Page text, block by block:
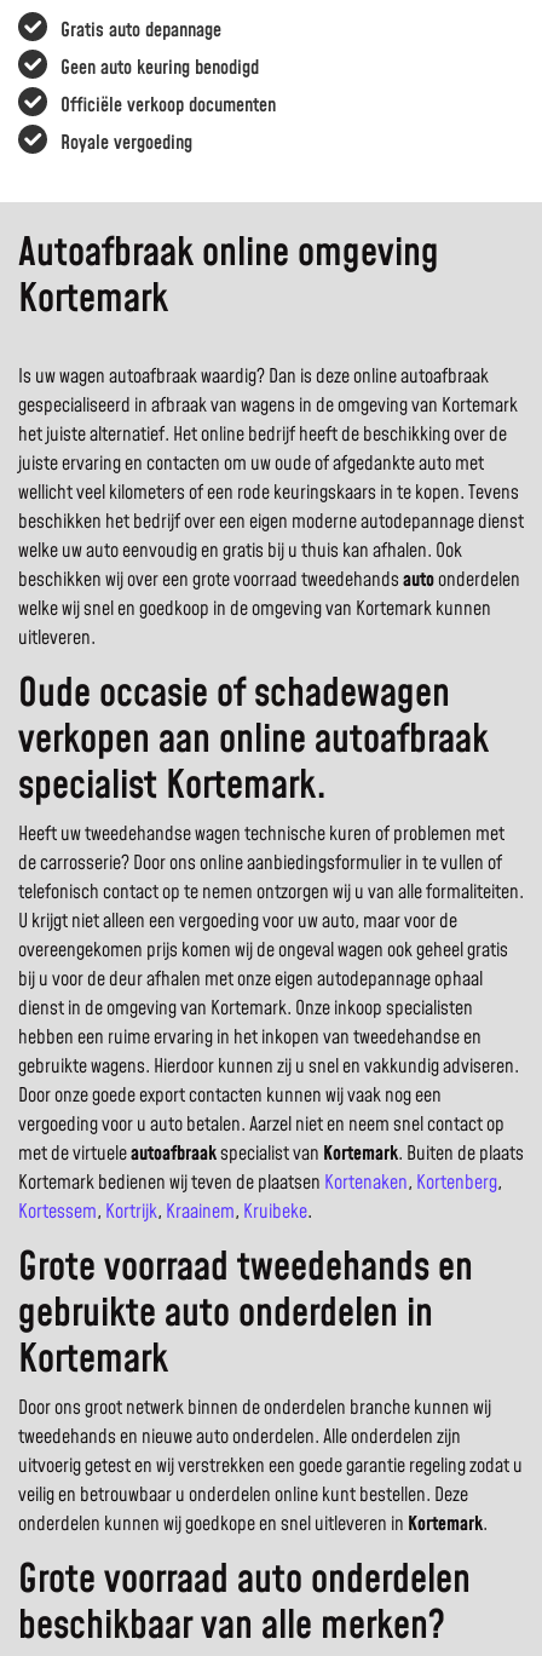
Gratis auto depannage
Geen auto keuring benodigd
Officiële verkoop documenten
Royale vergoeding
Autoafbraak online omgeving
Kortemark
Is uw wagen autoafbraak waardig? Dan is deze online autoafbraak
gespecialiseerd in afbraak van wagens in de omgeving van Kortemark
het juiste alternatief. Het online bedrijf heeft de beschikking over de
juiste ervaring en contacten om uw oude of afgedankte auto met
wellicht veel kilometers of een rode keuringskaars in te kopen. Tevens
beschikken het bedrijf over een eigen moderne autodepannage dienst
welke uw auto eenvoudig en gratis bij u thuis kan afhalen. Ook
beschikken wij over een grote voorraad tweedehandsautoonderdelen
welke wij snel en goedkoop in de omgeving van Kortemark kunnen
uitleveren.
Oude occasie of schadewagen
verkopen aan online autoafbraak
specialist Kortemark.
Heeft uw tweedehandse wagen technische kuren of problemen met
de carrosserie? Door ons online aanbiedingsformulier in te vullen of
telefonisch contact op te nemen ontzorgen wij u van alle formaliteiten.
U krijgt niet alleen een vergoeding voor uw auto, maar voor de
overeengekomen prijs komen wij de ongeval wagen ook geheel gratis
bij u voor de deur afhalen met onze eigen autodepannage ophaal
dienst in de omgeving van Kortemark. Onze inkoop specialisten
hebben een ruime ervaring in het inkopen van tweedehandse en
gebruikte wagens. Hierdoor kunnen zij u snel en vakkundig adviseren.
Door onze goede export contacten kunnen wij vaak nog een
vergoeding voor u auto betalen. Aarzel niet en neem snel contact op
met de virtueleautoafbraakspecialist van Kortemark. Buiten de plaats
Kortemark bedienen wij teven de plaatsen Kortenaken, Kortenberg,
Kortessem, Kortrijk, Kraainem, Kruibeke.
Grote voorraad tweedehands en
gebruikte auto onderdelen in
Kortemark
Door ons groot netwerk binnen de onderdelen branche kunnen wij
tweedehands en nieuwe auto onderdelen. Alle onderdelen zijn
uitvoerig getest en wij verstrekken een goede garantie regeling zodat u
veilig en betrouwbaar u onderdelen online kunt bestellen. Deze
onderdelen kunnen wij goedkope en snel uitleveren in Kortemark.
Grote voorraad auto onderdelen
beschikbaar van alle merken?